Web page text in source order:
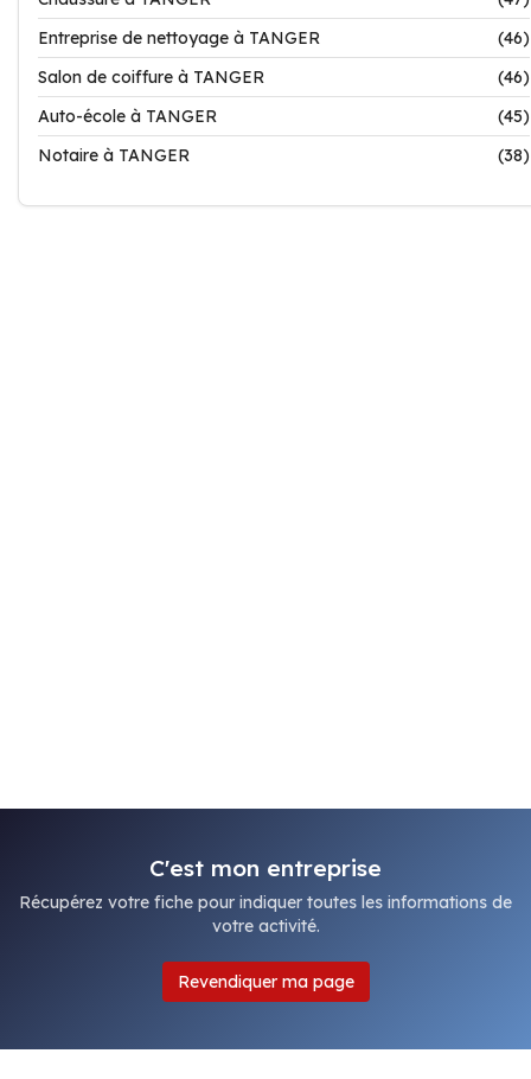
Entreprise de nettoyage à TANGER
(46)
Salon de coiffure à TANGER
(46)
Auto-école à TANGER
(45)
Notaire à TANGER
(38)
C'est mon entreprise
Récupérez votre fiche pour indiquer toutes les informations de
votre activité.
Revendiquer ma page